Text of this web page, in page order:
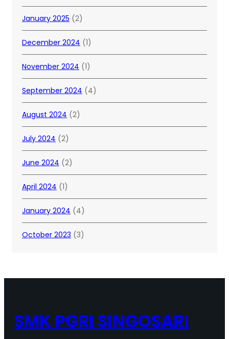
January 2025 (2)
December 2024 (1)
November 2024 (1)
September 2024 (4)
August 2024 (2)
July 2024 (2)
June 2024 (2)
April 2024 (1)
January 2024 (4)
October 2023 (3)
SMK PGRI SINGOSARI